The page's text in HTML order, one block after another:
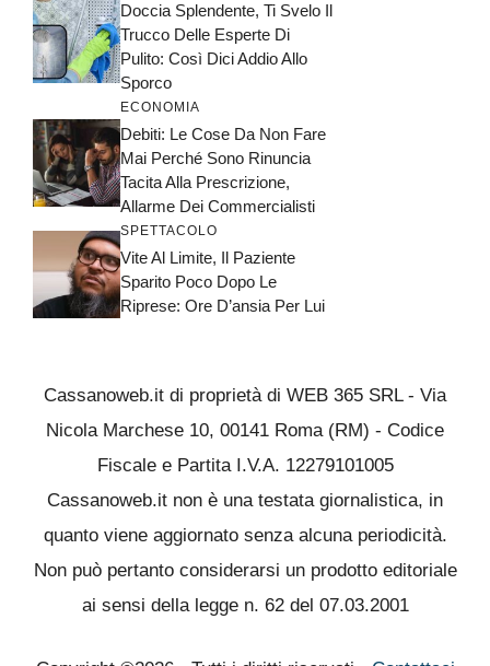
Doccia Splendente, Ti Svelo Il
Trucco Delle Esperte Di
Pulito: Così Dici Addio Allo
Sporco
ECONOMIA
Debiti: Le Cose Da Non Fare
Mai Perché Sono Rinuncia
Tacita Alla Prescrizione,
Allarme Dei Commercialisti
SPETTACOLO
Vite Al Limite, Il Paziente
Sparito Poco Dopo Le
Riprese: Ore D’ansia Per Lui
Cassanoweb.it di proprietà di WEB 365 SRL - Via
Nicola Marchese 10, 00141 Roma (RM) - Codice
Fiscale e Partita I.V.A. 12279101005
Cassanoweb.it non è una testata giornalistica, in
quanto viene aggiornato senza alcuna periodicità.
Non può pertanto considerarsi un prodotto editoriale
ai sensi della legge n. 62 del 07.03.2001